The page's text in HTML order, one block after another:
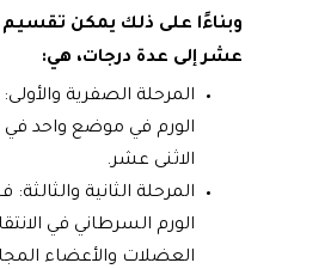
وبناءًا على ذلك يمكن تقسيم
عشر إلى عدة درجات، هي:
المرحلة الصفرية
الورم في موضع واحد
الاثنى عشر.
المرحلة الثانية والثالثة:
الورم السرطاني في
العضلات والأعضاء